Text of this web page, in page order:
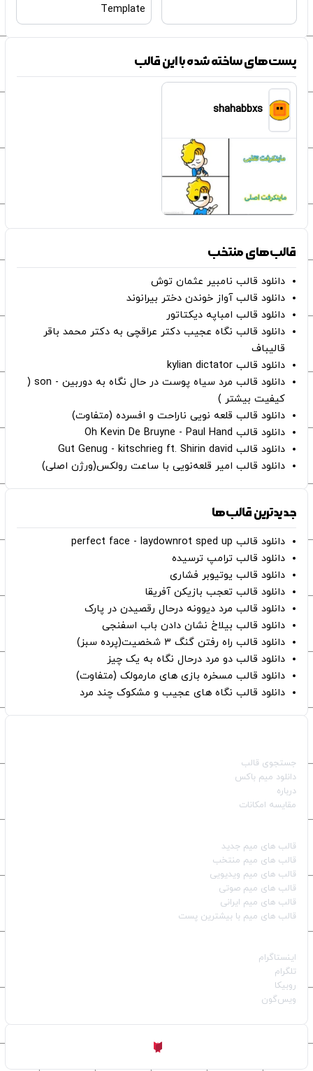
Template
پست‌های ساخته شده با این قالب
shahabbxs
قالب‌های منتخب
دانلود قالب نامبیر عثمان ‌توش
دانلود قالب آواز خوندن دختر بیرانوند
دانلود قالب امباپه دیکتاتور
دانلود قالب نگاه عجیب دکتر عراقچی به دکتر محمد باقر
قالیباف
دانلود قالب kylian dictator
دانلود قالب مرد سیاه پوست در حال نگاه به دوربین - son (
کیفیت بیشتر )
دانلود قالب قلعه نویی ناراحت و افسرده (متفاوت)
دانلود قالب Oh Kevin De Bruyne - Paul Hand
دانلود قالب Gut Genug - kitschrieg ft. Shirin david
دانلود قالب امیر قلعه‌نویی با ساعت رولکس(ورژن اصلی)
جدیدترین قالب‌ها
دانلود قالب perfect face - laydownrot sped up
دانلود قالب ترامپ ترسیده
دانلود قالب یوتیوبر فشاری
دانلود قالب تعجب بازیکن آفریقا
دانلود قالب مرد دیوونه درحال رقصیدن در پارک
دانلود قالب بیلاخ نشان دادن باب اسفنجی
دانلود قالب راه رفتن گنگ ۳ شخصیت(پرده سبز)
دانلود قالب دو مرد درحال نگاه به یک چیز
دانلود قالب مسخره بازی های مارمولک (متفاوت)
دانلود قالب نگاه های عجیب و مشکوک چند مرد
جستجوی قالب
دانلود میم باکس
درباره
مقایسه امکانات
قالب‌ های میم جدید
قالب‌ های میم منتخب
قالب‌ های میم ویدیویی
قالب‌ های میم صوتی
قالب‌ های میم ایرانی
قالب‌ های میم با بیشترین پست
اینستاگرام
تلگرام
روبیکا
ویس‌گون